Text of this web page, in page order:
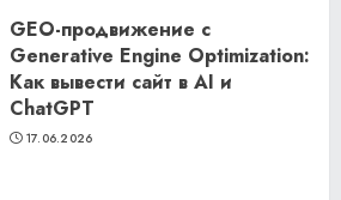
GEO-продвижение с
Generative Engine Optimization:
Как вывести сайт в AI и
ChatGPT
17.06.2026